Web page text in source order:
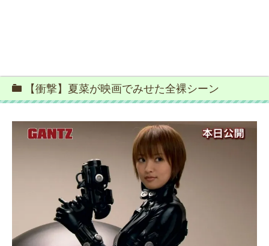
【衝撃】夏菜が映画でみせた全裸シーン